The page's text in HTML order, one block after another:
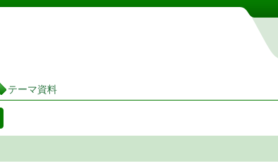
図書館 蔵書検索・予約システム
テーマ資料